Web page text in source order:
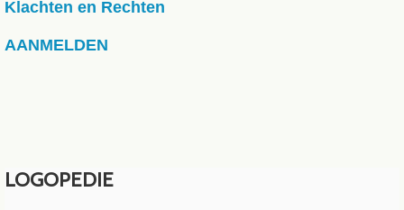
Klachten en Rechten
AANMELDEN
LOGOPEDIE